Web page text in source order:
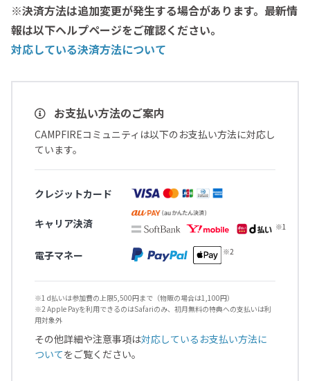
※決済方法は追加変更が発生する場合があります。最新情
報は以下ヘルプページをご確認ください。
対応している決済方法について
お支払い方法のご案内
CAMPFIREコミュニティは以下のお支払い方法に対応し
ています。
クレジットカード
キャリア決済
電子マネー
※1 d払いは参加費の上限5,500円まで（物販の場合は1,100円）
※2 Apple Payを利用できるのはSafariのみ、初月無料の特典への支払いは利
用対象外
その他詳細や注意事項は対応しているお支払い方法に
ついてをご覧ください。